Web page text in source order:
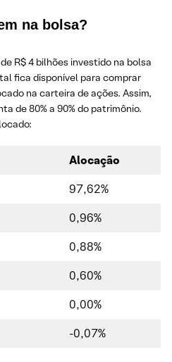
na bolsa?
R$ 4 bilhões investido na bolsa
fica disponível para comprar
na carteira de ações. Assim,
de 80% a 90% do patrimônio.
Alocação
97,62%
0,96%
0,88%
0,60%
0,00%
-0,07%